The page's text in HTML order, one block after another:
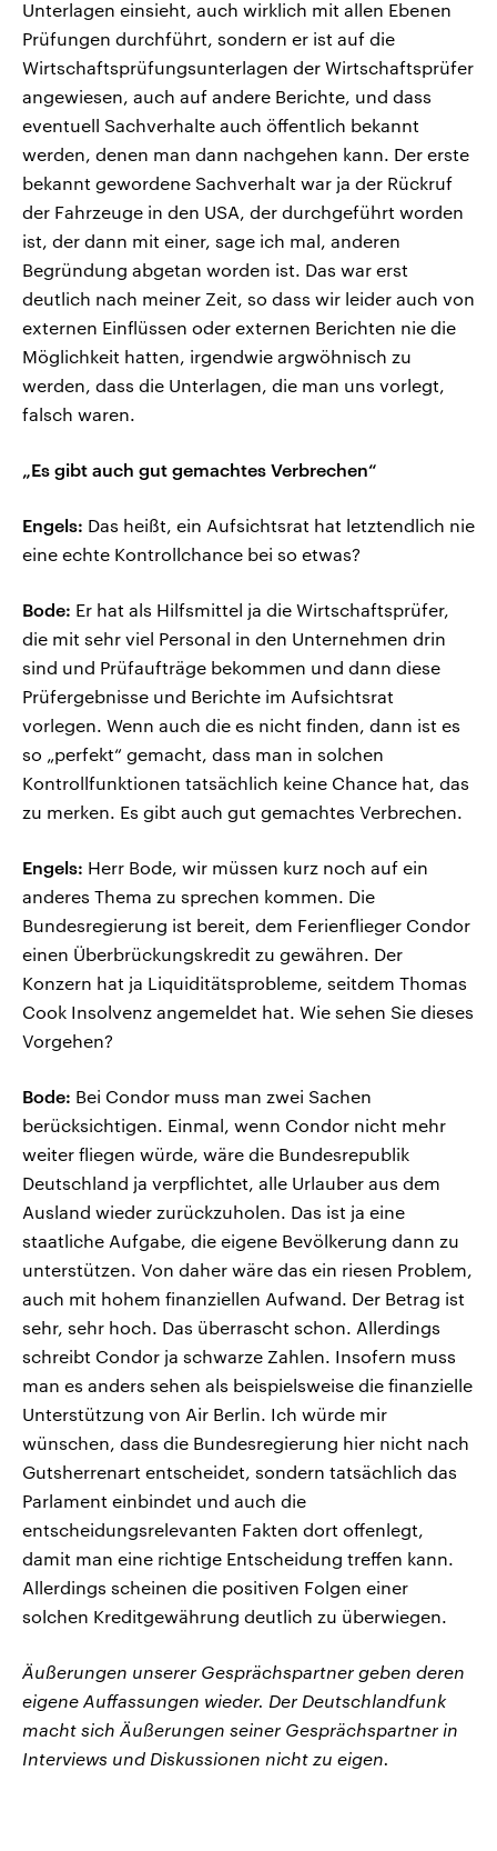
Unterlagen einsieht, auch wirklich mit allen Ebenen
Prüfungen durchführt, sondern er ist auf die
Wirtschaftsprüfungsunterlagen der Wirtschaftsprüfer
angewiesen, auch auf andere Berichte, und dass
eventuell Sachverhalte auch öffentlich bekannt
werden, denen man dann nachgehen kann. Der erste
bekannt gewordene Sachverhalt war ja der Rückruf
der Fahrzeuge in den USA, der durchgeführt worden
ist, der dann mit einer, sage ich mal, anderen
Begründung abgetan worden ist. Das war erst
deutlich nach meiner Zeit, so dass wir leider auch von
externen Einflüssen oder externen Berichten nie die
Möglichkeit hatten, irgendwie argwöhnisch zu
werden, dass die Unterlagen, die man uns vorlegt,
falsch waren.
„Es gibt auch gut gemachtes Verbrechen“
Engels: Das heißt, ein Aufsichtsrat hat letztendlich nie
eine echte Kontrollchance bei so etwas?
Bode: Er hat als Hilfsmittel ja die Wirtschaftsprüfer,
die mit sehr viel Personal in den Unternehmen drin
sind und Prüfaufträge bekommen und dann diese
Prüfergebnisse und Berichte im Aufsichtsrat
vorlegen. Wenn auch die es nicht finden, dann ist es
so „perfekt“ gemacht, dass man in solchen
Kontrollfunktionen tatsächlich keine Chance hat, das
zu merken. Es gibt auch gut gemachtes Verbrechen.
Engels: Herr Bode, wir müssen kurz noch auf ein
anderes Thema zu sprechen kommen. Die
Bundesregierung ist bereit, dem Ferienflieger Condor
einen Überbrückungskredit zu gewähren. Der
Konzern hat ja Liquiditätsprobleme, seitdem Thomas
Cook Insolvenz angemeldet hat. Wie sehen Sie dieses
Vorgehen?
Bode: Bei Condor muss man zwei Sachen
berücksichtigen. Einmal, wenn Condor nicht mehr
weiter fliegen würde, wäre die Bundesrepublik
Deutschland ja verpflichtet, alle Urlauber aus dem
Ausland wieder zurückzuholen. Das ist ja eine
staatliche Aufgabe, die eigene Bevölkerung dann zu
unterstützen. Von daher wäre das ein riesen Problem,
auch mit hohem finanziellen Aufwand. Der Betrag ist
sehr, sehr hoch. Das überrascht schon. Allerdings
schreibt Condor ja schwarze Zahlen. Insofern muss
man es anders sehen als beispielsweise die finanzielle
Unterstützung von Air Berlin. Ich würde mir
wünschen, dass die Bundesregierung hier nicht nach
Gutsherrenart entscheidet, sondern tatsächlich das
Parlament einbindet und auch die
entscheidungsrelevanten Fakten dort offenlegt,
damit man eine richtige Entscheidung treffen kann.
Allerdings scheinen die positiven Folgen einer
solchen Kreditgewährung deutlich zu überwiegen.
Äußerungen unserer Gesprächspartner geben deren
eigene Auffassungen wieder. Der Deutschlandfunk
macht sich Äußerungen seiner Gesprächspartner in
Interviews und Diskussionen nicht zu eigen.